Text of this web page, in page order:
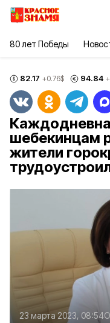
80 лет Победы
82.17 +0.76$ 94.84
шебекинцам
жители
23 марта 2023, 08:54